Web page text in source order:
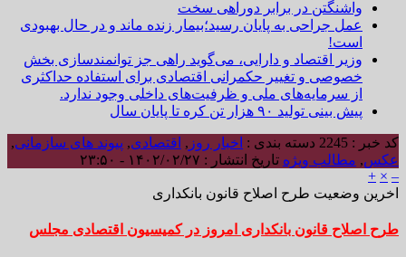
واشنگتن در برابر دوراهی سخت
عمل جراحی به پایان رسید؛بیمار زنده ماند و در حال بهبودی
است!
وزیر اقتصاد و دارایی، می‌گوید راهی جز توانمندسازی بخش
خصوصی و تغییر حکمرانی اقتصادی برای استفاده حداکثری
از سرمایه‌های ملی و ظرفیت‌های داخلی وجود ندارد.
پیش بینی تولید ۹۰ هزار تن کره تا پایان سال
کد خبر : 2245 دسته بندی : اخبار روز , اقتصادی, پیوند های سازمانی,
عکس, مطالب ویژه تاریخ انتشار : ۱۴۰۲/۰۲/۲۷ - ۲۳:۵۰
–
×
+
اخرین وضعیت طرح اصلاح قانون بانکداری
طرح اصلاح قانون بانکداری امروز در کمیسیون اقتصادی مجلس